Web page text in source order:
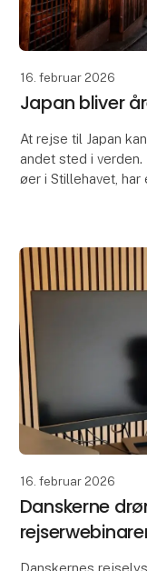
16. februar 2026
Japan bliver
At rejse til Japan
andet sted i
øer i Stillehavet, har
16. februar 2026
Danskerne
Danskernes